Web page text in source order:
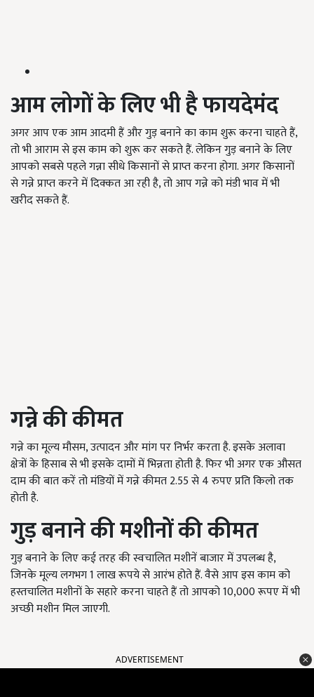
आम लोगों के लिए भी है फायदेमंद
अगर आप एक आम आदमी हैं और गुड़ बनाने का काम शुरू करना चाहते हैं,
तो भी आराम से इस काम को शुरू कर सकते हैं. लेकिन गुड़ बनाने के लिए
आपको सबसे पहले गन्ना सीधे किसानों से प्राप्त करना होगा. अगर किसानों
से गन्ने प्राप्त करने में दिक्कत आ रही है, तो आप गन्ने को मंडी भाव में भी
खरीद सकते हैं.
गन्ने की कीमत
गन्ने का मूल्य मौसम, उत्पादन और मांग पर निर्भर करता है. इसके अलावा
क्षेत्रों के हिसाब से भी इसके दामों में भिन्नता होती है. फिर भी अगर एक औसत
दाम की बात करें तो मंडियों में गन्ने कीमत 2.55 से 4 रुपए प्रति किलो तक
होती है.
गुड़ बनाने की मशीनों की कीमत
गुड़ बनाने के लिए कई तरह की स्वचालित मशीनें बाजार में उपलब्ध है,
जिनके मूल्य लगभग 1 लाख रूपये से आरंभ होते हैं. वैसे आप इस काम को
हस्तचालित मशीनों के सहारे करना चाहते हैं तो आपको 10,000 रूपए में भी
अच्छी मशीन मिल जाएगी.
ADVERTISEMENT